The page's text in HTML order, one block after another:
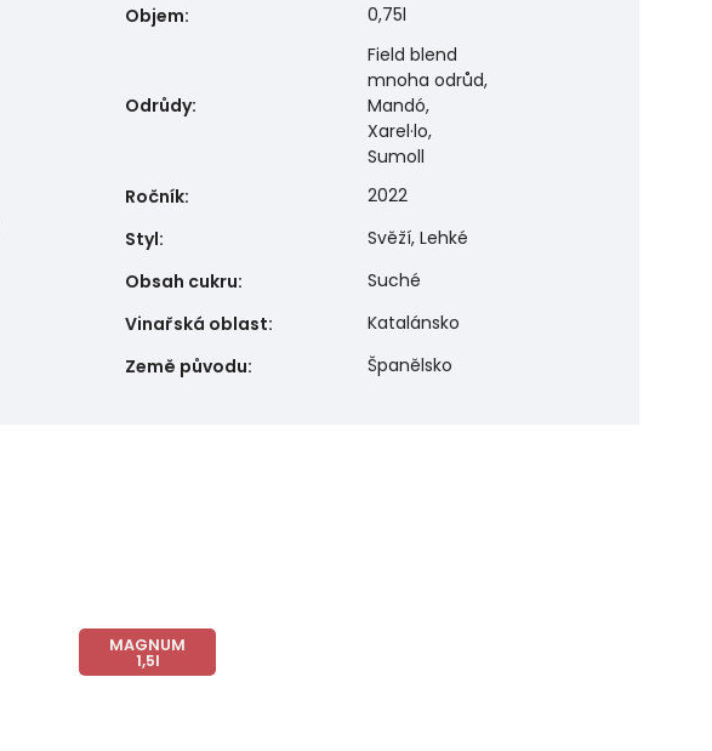
Objem: 0,75l
Odrůdy:
Field blend
mnoha odrůd,
Mandó,
Xarel·lo,
Sumoll
Ročník:
2022
Styl:
Svěží, Lehké
Obsah cukru:
Suché
Vinařská oblast:
Katalánsko
Země původu: Španělsko
MAGNUM
1,5l